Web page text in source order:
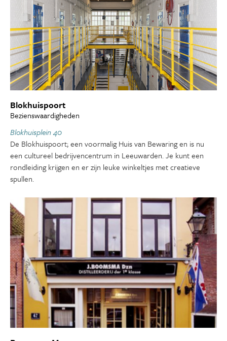
Blokhuispoort
Bezienswaardigheden
Blokhuisplein 40
De Blokhuispoort; een voormalig Huis van Bewaring en is nu
een cultureel bedrijvencentrum in Leeuwarden. Je kunt een
rondleiding krijgen en er zijn leuke winkeltjes met creatieve
spullen.